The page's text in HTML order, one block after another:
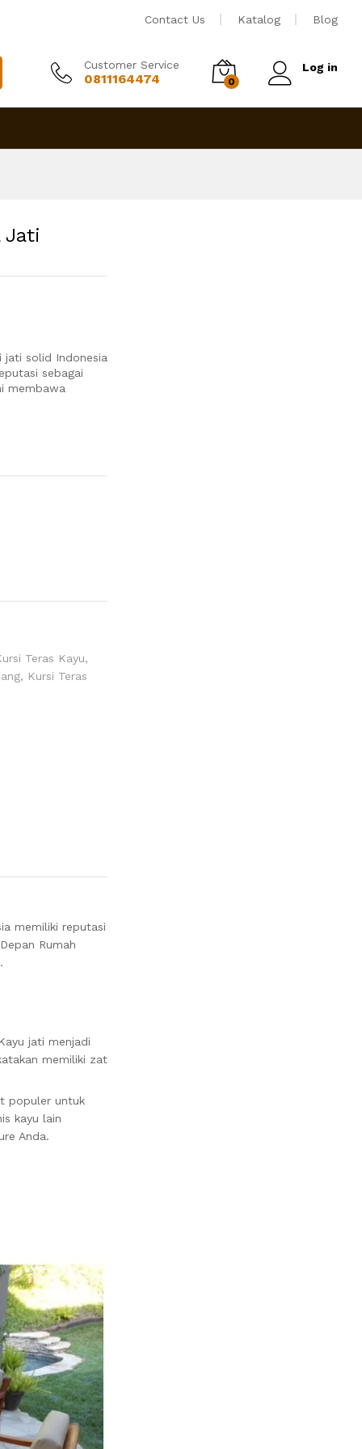
Contact Us Katalog Blog
Customer Service
0811164474 0
Log in
Jati
solid Indonesia
sebagai
membawa
Teras Kayu,
, Kursi Teras
memiliki reputasi
Rumah
jati menjadi
memiliki zat
populer untuk
kayu lain
Anda.
Tambah ke keranjang